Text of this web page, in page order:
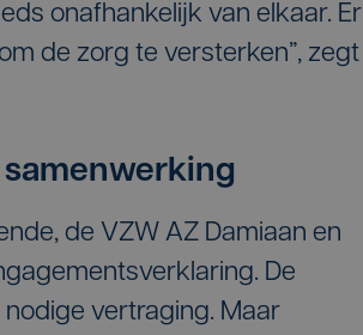
onafhankelijk van elkaar. Er
de zorg te versterken”, zegt
de VZW AZ Damiaan en
De
vertraging. Maar